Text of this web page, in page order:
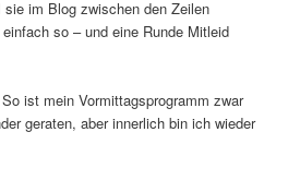
im Blog zwischen den Zeilen
so – und eine Runde Mitleid
ist mein Vormittagsprogramm zwar
geraten, aber innerlich bin ich wieder